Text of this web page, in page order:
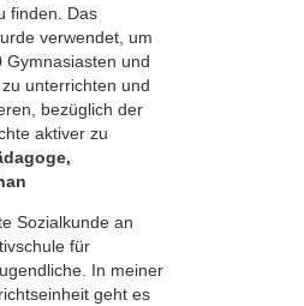
finden. Das
verwendet, um
Gymnasiasten und
unterrichten und
bezüglich der
aktiver zu
Sozialkunde an
für
In meiner
geht es